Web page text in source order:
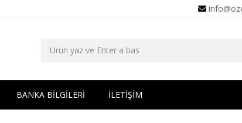
BANKA BİLGİLERİ İLETİŞİM